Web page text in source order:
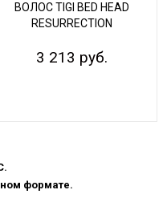
ВОЛОС TIGI BED HEAD
RESURRECTION
3 213 руб.
формате.